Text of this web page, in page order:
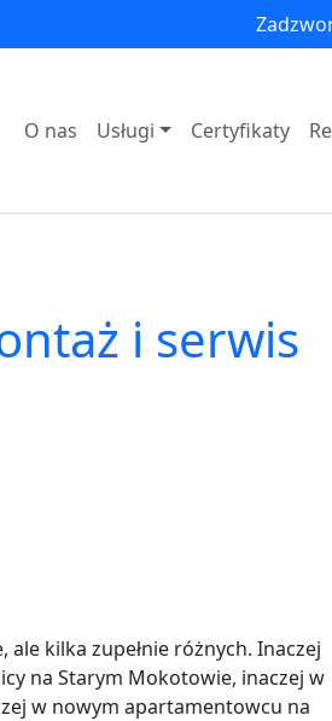
O nas Usługi Certyfikaty
i serwis
kilka zupełnie różnych. Inaczej
na Starym Mokotowie, inaczej w
w nowym apartamentowcu na